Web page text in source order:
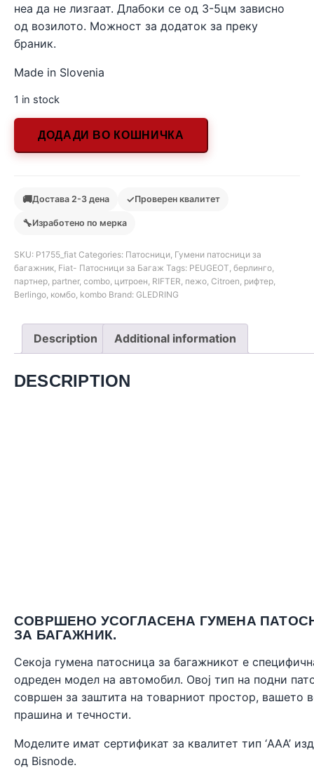
неа да не лизгаат. Длабоки се од 3-5цм зависно
од возилото. Можност за додаток за преку
браник.
Made in Slovenia
1 in stock
ДОДАДИ ВО КОШНИЧКА
🚚Достава 2-3 дена ✓Проверен квалитет
🔧Изработено по мерка
SKU: Р1755_fiat Categories: Патосници, Гумени патосници за
багажник, Fiat- Патосници за Багаж Tags: PEUGEOT, берлинго,
партнер, partner, combo, цитроен, RIFTER, пежо, Citroen, рифтер,
Berlingo, комбо, kombo Brand: GLEDRING
Description Additional information
DESCRIPTION
СОВРШЕНО УСОГЛАСЕНА ГУМЕНА
ЗА БАГАЖНИК.
Секоја гумена патосница за багажникот е
одреден модел на автомобил. Овој тип на подни
совршен за заштита на товарниот простор, вашето
прашина и течности.
Моделите имат сертификат за квалитет тип ‘AAA’
од Bisnode.